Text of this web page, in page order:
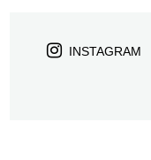
INSTAGRAM